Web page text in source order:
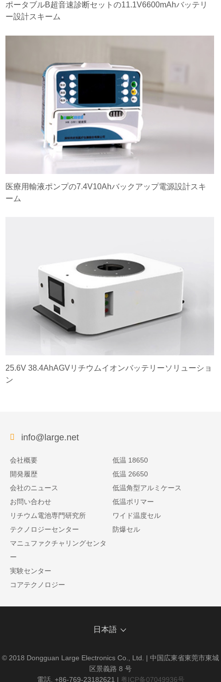
ポータブルB超音速診断セットの11.1V6600mAhバッテリ
ー設計スキーム
医療用輸液ポンプの7.4V10Ahバックアップ電源設計スキ
ーム
25.6V 38.4AhAGVリチウムイオンバッテリーソリューショ
ン
info@large.net
会社概要
開発履歴
会社のニュース
お問い合わせ
リチウム電池専門研究所
テクノロジーセンター
マニュファクチャリングセンタ
ー
実験センター
コアテクノロジー
低温 18650
低温 26650
低温角型アルミケース
低温ポリマー
ワイド温度セル
防爆セル
日本語
© 2018 Dongguan Large Electronics Co., Ltd. | 中国広東省東莞市東城
区景義路 8 号
電話. +86-769-23182621 | 粤ICP备07049936号